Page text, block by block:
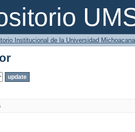
Institucional de la Universidad